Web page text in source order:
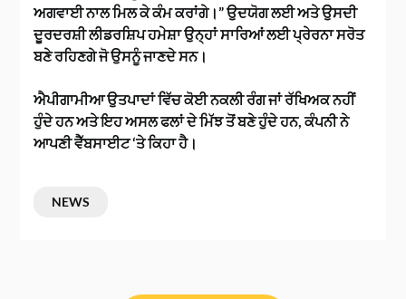
ਅਗਵਾਈ ਨਾਲ ਮਿਲ ਕੇ ਕੰਮ ਕਰਾਂਗੇ।” ਉਦਯੋਗ ਲਈ ਅਤੇ ਉਸਦੀ
ਦੂਰਦਰਸ਼ੀ ਲੀਡਰਸ਼ਿਪ ਹਮੇਸ਼ਾ ਉਨ੍ਹਾਂ ਸਾਰਿਆਂ ਲਈ ਪ੍ਰੇਰਨਾ ਸਰੋਤ
ਬਣੇ ਰਹਿਣਗੇ ਜੋ ਉਸਨੂੰ ਜਾਣਦੇ ਸਨ।
ਐਪੀਗਾਮੀਆ ਉਤਪਾਦਾਂ ਵਿੱਚ ਕੋਈ ਨਕਲੀ ਰੰਗ ਜਾਂ ਰੱਖਿਅਕ ਨਹੀਂ
ਹੁੰਦੇ ਹਨ ਅਤੇ ਇਹ ਅਸਲ ਫਲਾਂ ਦੇ ਮਿੱਝ ਤੋਂ ਬਣੇ ਹੁੰਦੇ ਹਨ, ਕੰਪਨੀ ਨੇ
ਆਪਣੀ ਵੈੱਬਸਾਈਟ ‘ਤੇ ਕਿਹਾ ਹੈ।
NEWS